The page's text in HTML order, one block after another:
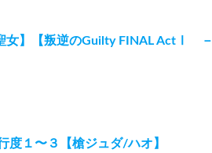
女】【叛逆のGuilty FINAL ActⅠ －
度１〜３【槍ジュダ/ハオ】